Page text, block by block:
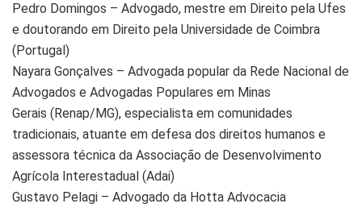
Pedro Domingos – Advogado, mestre em Direito pela Ufes
e doutorando em Direito pela Universidade de Coimbra
(Portugal)
Nayara Gonçalves – Advogada popular da Rede Nacional de
Advogados e Advogadas Populares em Minas
Gerais (Renap/MG), especialista em comunidades
tradicionais, atuante em defesa dos direitos humanos e
assessora técnica da Associação de Desenvolvimento
Agrícola Interestadual (Adai)
Gustavo Pelagi – Advogado da Hotta Advocacia